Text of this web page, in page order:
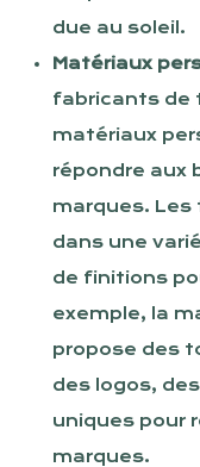
due au soleil.
Matériaux
fabricants de
matériaux
répondre aux
marques.
dans une
de finitions
exemple, la
propose des
des logos,
uniques pour
marques.